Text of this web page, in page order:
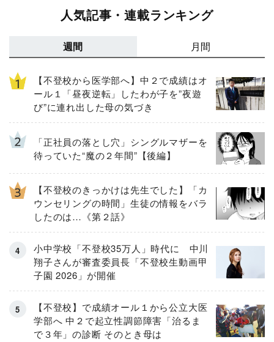
人気記事・連載ランキング
週間 月間
【不登校から医学部へ】中２で成績はオ
ール１「昼夜逆転」したわが子を”夜遊
び”に連れ出した母の気づき
「正社員の落とし穴」シングルマザーを
待っていた“魔の２年間”【後編】
【不登校のきっかけは先生でした】「カ
ウンセリングの時間」生徒の情報をバラ
したのは…《第２話》
小中学校「不登校35万人」時代に 中川
翔子さんが審査委員長「不登校生動画甲
子園 2026」が開催
【不登校】で成績オール１から公立大医
学部へ 中２で起立性調節障害「治るま
で３年」の診断 そのとき母は